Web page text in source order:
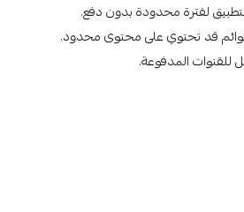
للقنوات المدفوعة.